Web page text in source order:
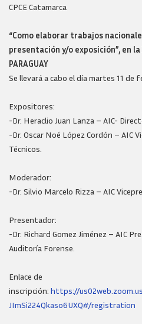
CPCE Catamarca
“Como elaborar trabajos
presentación y/o exposición”, en la
PARAGUAY
Se llevará a cabo el día martes 11 de
Expositores:
-Dr. Heraclio Juan Lanza – AIC-
-Dr. Oscar Noé López Cordón – AIC
Técnicos.
Moderador:
-Dr. Silvio Marcelo Rizza – AIC
Presentador:
-Dr. Richard Gomez Jiménez – AIC
Auditoría Forense.
Enlace de
inscripción: https://
JImSi224Qkaso6UXQ#/registration